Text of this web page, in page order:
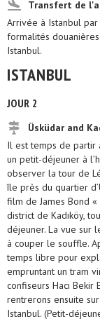
Transfert de
Arrivée à Istanbul par
formalités
Istanbul.
ISTANBUL
JOUR 2
Üsküdar and
Il est temps de partir
un petit-déjeuner à
observer la tour de
île près du quartier
film de James Bond
district de Kadıköy,
déjeuner. La vue sur
à couper le souffle.
temps libre pour
empruntant un tram
confiseurs Hacı
rentrerons ensuite
Istanbul. (Petit-